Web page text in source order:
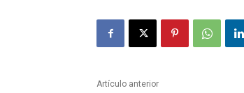
Artículo anterior